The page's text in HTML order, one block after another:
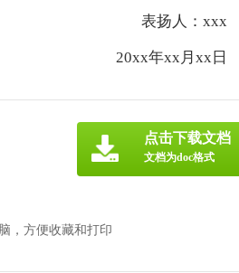
表扬人：xxx
20xx年xx月xx日
，方便收藏和打印
点击下载文档
文档为doc格式